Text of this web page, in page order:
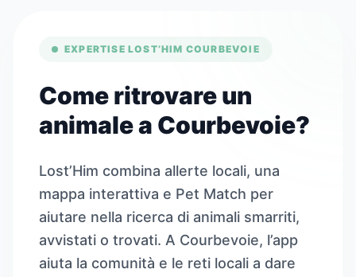
EXPERTISE LOST’HIM COURBEVOIE
Come ritrovare un
animale a Courbevoie?
Lost’Him combina allerte locali, una
mappa interattiva e Pet Match per
aiutare nella ricerca di animali smarriti,
avvistati o trovati. A Courbevoie, l’app
aiuta la comunità e le reti locali a dare